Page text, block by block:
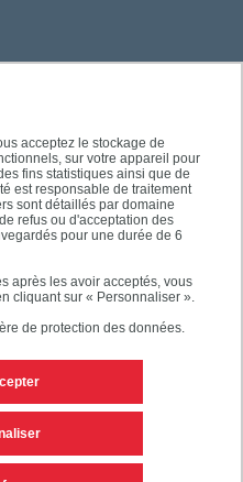
acceptez le stockage de
sur votre appareil pour
fins statistiques ainsi que de
est responsable de traitement
sont détaillés par domaine
refus ou d'acceptation des
pour une durée de 6
après les avoir acceptés, vous
cliquant sur « Personnaliser ».
de protection des données.
Plan du site